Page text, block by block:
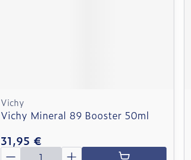
Vichy
Vichy Mineral 89 Booster 50ml
31,95 €
Quantité